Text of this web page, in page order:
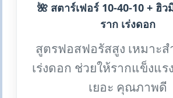
🌺 สตาร์เฟอร์ 10-40-10 + ฮิว
ราก เร่งดอก
สูตรฟอสฟอรัสสูง เหมาะส
เร่งดอก ช่วยให้รากแข็งแ
เยอะ คุณภาพดี